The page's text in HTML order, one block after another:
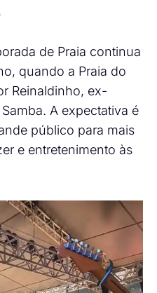
de Praia continua
quando a Praia do
Reinaldinho, ex-
A expectativa é
público para mais
e entretenimento às